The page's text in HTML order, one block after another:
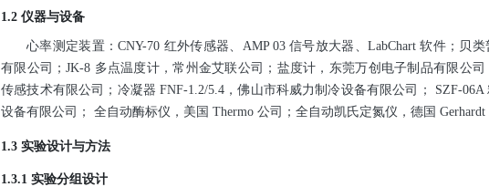
1.2 仪器与设备
心率测定装置：CNY-70 红外传感器、AMP 03 信号放大器、LabChart 软件；贝
有限公司；JK-8 多点温度计，常州金艾联公司；盐度计，东莞万创电子制品有限公
传感技术有限公司；冷凝器 FNF-1.2/5.4，佛山市科威力制冷设备有限公司； SZF-
设备有限公司； 全自动酶标仪，美国 Thermo 公司；全自动凯氏定氮仪，德国
1.3 实验设计与方法
1.3.1 实验分组设计